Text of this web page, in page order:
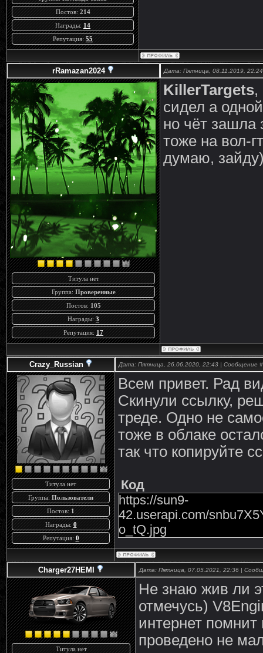
Постов: 214
Награды: 14
Репутация: 55
rRamazan2024 Дата: Пятница, 08.11.2019,
Титула нет
Группа: Проверенные
Постов: 105
Награды: 3
Репутация: 17
KillerTargets,
сидел а
но чёт зашла
тоже на вол-
думаю,
Crazy_Russian Дата: Пятница, 26.06.2020, 22:43 | Сообщение
Титула нет
Группа: Пользователи
Постов: 1
Награды: 0
Репутация: 0
Всем привет. Рад
Скинули ссылку,
треде. Одно не
тоже в облаке
так что копируйте
Код
https://sun9-
42.userapi.com/
o_tQ.jpg
Charger27HEMI Дата: Пятница, 07.05.2021, 22:36 |
Титула нет
Не знаю жив ли
отмечусь)
интернет
проведено не